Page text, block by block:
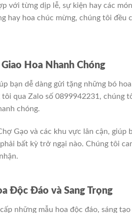
với từng dịp lễ, sự kiện hay các
hay hoa chúc mừng, chúng tôi đều
Hoa Nhanh Chóng
bạn dễ dàng gửi tặng những bó
qua Zalo số 0899942231, chúng
chóng.
Gạo và các khu vực lân cận, giúp
bất kỳ trở ngại nào. Chúng tôi
Độc Đáo và Sang Trọng
những mẫu hoa độc đáo, sáng tạo